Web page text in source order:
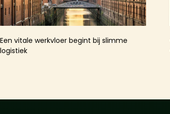
Een vitale werkvloer begint bij slimme
logistiek